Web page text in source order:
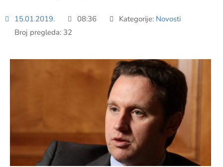
15.01.2019. 08:36 Kategorije: Novosti
Broj pregleda: 32